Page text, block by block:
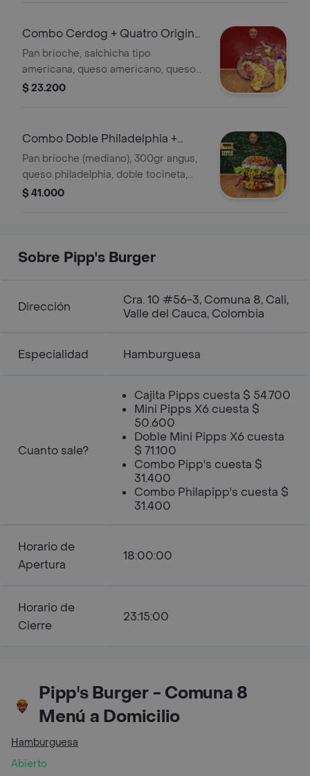
Combo Cerdog + Quatro Original
400ML
Pan brioche, salchicha tipo
americana, queso americano, queso
cheddar, salsa de la casa, salsa de
$ 23.200
Combo Doble Philadelphia +
Quatro Original 400ML
Pan brioche (mediano), 300gr angus,
queso philadelphia, doble tocineta,
lechuga, salsa bbq, salsa de la casa. +
$ 41.000
Sobre Pipp's Burger
Dirección
Cra. 10 #56-3, Comuna 8, Cali,
Valle del Cauca, Colombia
Especialidad Hamburguesa
Cuanto sale?
Cajita Pipps cuesta $ 54.700
Mini Pipps X6 cuesta $
50.600
Doble Mini Pipps X6 cuesta
$ 71.100
Combo Pipp's cuesta $
31.400
Combo Philapipp's cuesta $
31.400
Horario de
Apertura
18:00:00
Horario de
Cierre
23:15:00
Pipp's Burger - Comuna 8
Menú a Domicilio
Hamburguesa
Abierto